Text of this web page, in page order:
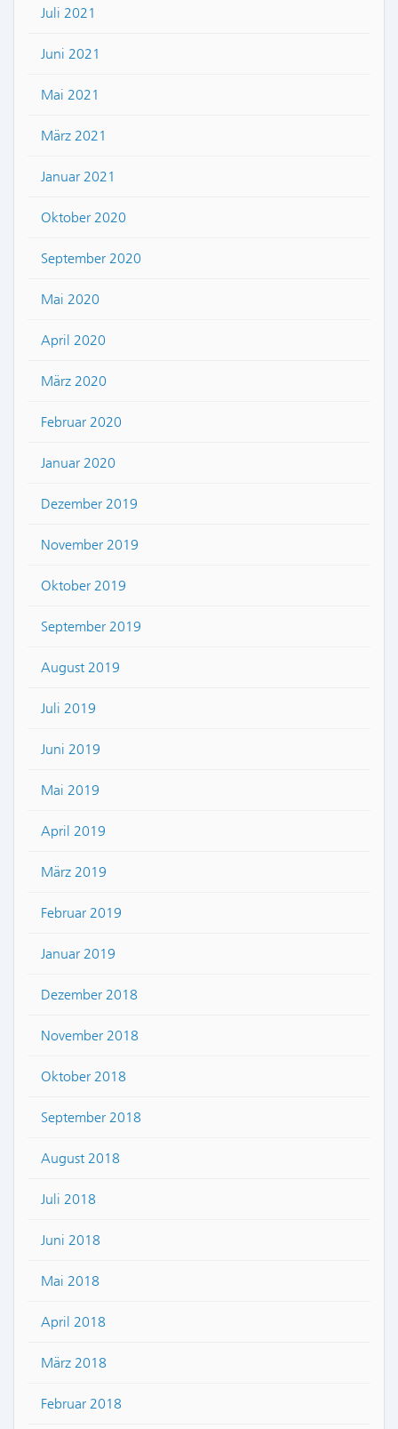
Juli 2021
Juni 2021
Mai 2021
März 2021
Januar 2021
Oktober 2020
September 2020
Mai 2020
April 2020
März 2020
Februar 2020
Januar 2020
Dezember 2019
November 2019
Oktober 2019
September 2019
August 2019
Juli 2019
Juni 2019
Mai 2019
April 2019
März 2019
Februar 2019
Januar 2019
Dezember 2018
November 2018
Oktober 2018
September 2018
August 2018
Juli 2018
Juni 2018
Mai 2018
April 2018
März 2018
Februar 2018